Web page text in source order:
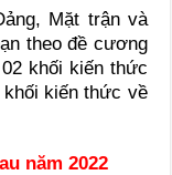
Mặt trận và
theo đề cương
khối kiến thức
kiến thức về
năm 2022